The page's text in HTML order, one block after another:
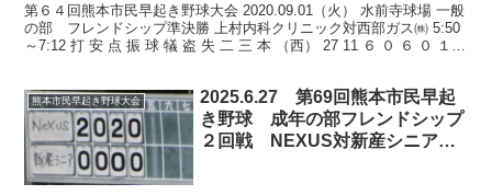
第６４回熊本市民早起き野球大会 2020.09.01（火） 水前寺球場 一般
の部 フレンドシップ準決勝 上村内科クリニック対西部ガス㈱ 5:50
～7:12 打 安 点 振 球 犠 盗 失 二 三 本 （西） 27 11 ６ ０ ６ ０ １
熊本市民早起き野球大会
2025.6.27 第69回熊本市民早起
き野球 成年の部フレンドシップ
２回戦 NEXUS対新産シニア他